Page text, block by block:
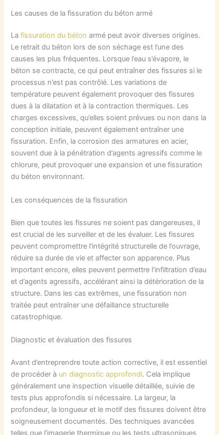
Les causes de la fissuration du béton armé
Lafissuration du béton armé peut avoir diverses origines.
Le retrait du béton lors de son séchage est l’une des
causes les plus fréquentes. Lorsque l’eau s’évapore, le
béton se contracte, ce qui peut entraîner des fissures si le
processus n’est pas contrôlé. Les variations de
température peuvent également provoquer des fissures
dues à la dilatation et à la contraction thermiques. Les
charges excessives, qu’elles soient prévues ou non dans la
conception initiale, peuvent également entraîner une
fissuration. Enfin, la corrosion des armatures en acier,
souvent due à la pénétration d’agents agressifs comme le
chlorure, peut provoquer une expansion et une fissuration
du béton environnant.
Les conséquences de la fissuration
Bien que toutes les fissures ne soient pas dangereuses, il
est crucial de les surveiller et de les évaluer. Les fissures
peuvent compromettre l’intégrité structurelle de l’ouvrage,
réduire sa durée de vie et affecter son apparence. Plus
important encore, elles peuvent permettre l’infiltration d’eau
et d’agents agressifs, accélérant ainsi la détérioration de la
structure. Dans les cas extrêmes, une fissuration non
traitée peut entraîner une défaillance structurelle
catastrophique.
Diagnostic et évaluation des fissures
Avant d’entreprendre toute action corrective, il est essentiel
de procéder à un diagnostic approfondi. Cela implique
généralement une inspection visuelle détaillée, suivie de
tests plus approfondis si nécessaire. La largeur, la
profondeur, la longueur et le motif des fissures doivent être
soigneusement documentés. Des techniques avancées
telles que l’imagerie thermique ou les tests ultrasoniques